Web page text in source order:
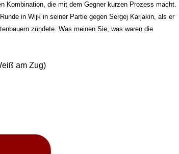
Kombination, die mit dem Gegner kurzen Prozess macht.
in Wijk in seiner Partie gegen Sergej Karjakin, als er
zündete. Was meinen Sie, was waren die
am Zug)